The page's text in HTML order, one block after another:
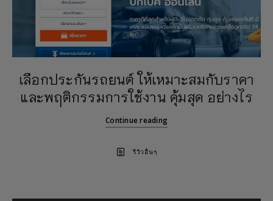
เลือกประกันรถยนต์ ให้เหมาะสมกับราคา
และพฤติกรรมการใช้งาน คุ้มสุด อย่างไร
Continue reading
รีวิวอื่นๆ